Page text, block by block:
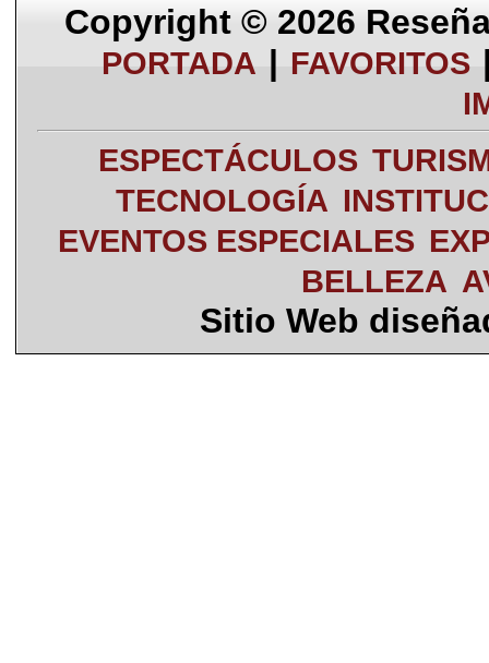
Copyright © 2026
PORTADA | FAVORITOS
ESPECTÁCULOS
TECNOLOGÍA
EVENTOS ESPECIALES
BELLEZA
Sitio Web